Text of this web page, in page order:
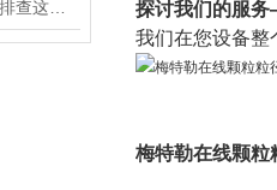
探讨我们的服
我们在您设备整
梅特勒在线颗粒